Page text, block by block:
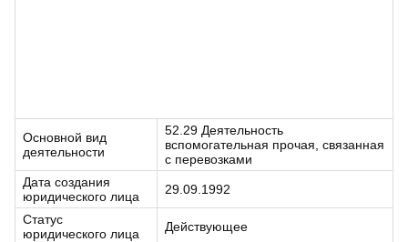
Основной вид
деятельности
52.29 Деятельность
вспомогательная прочая, связанная
с перевозками
Дата создания
юридического лица
29.09.1992
Статус
юридического лица
Действующее